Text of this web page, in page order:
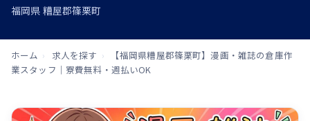
福岡県 糟屋郡篠栗町
ホーム › 求人を探す ›
【福岡県糟屋郡篠栗町】漫画・雑誌の倉庫作
業スタッフ｜寮費無料・週払いOK